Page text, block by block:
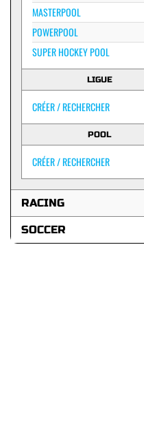
MASTERPOOL
POWERPOOL
SUPER HOCKEY POOL
LIGUE
CRÉER / RECHERCHER
POOL
CRÉER / RECHERCHER
RACING
SOCCER